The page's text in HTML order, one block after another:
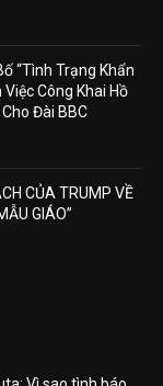
“Tình Trạng Khẩn
Công Khai Hồ
Đài BBC
CỦA TRUMP VỀ
GIÁO”